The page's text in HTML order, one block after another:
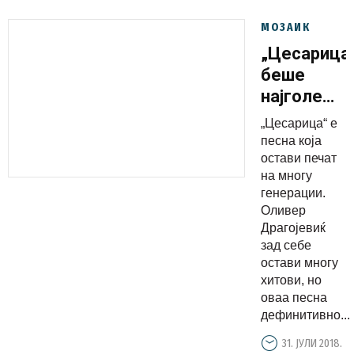
МОЗАИК
беше
хит на
Оливер,
но оваа
тајна за
песната
малкумина
ја знаат
„Цесарица“ е
песна која
остави печат
на многу
генерации.
Оливер
Драгојевиќ
зад себе
остави многу
хитови, но
оваа песна
дефинитивно...
31. ЈУЛИ 2018.